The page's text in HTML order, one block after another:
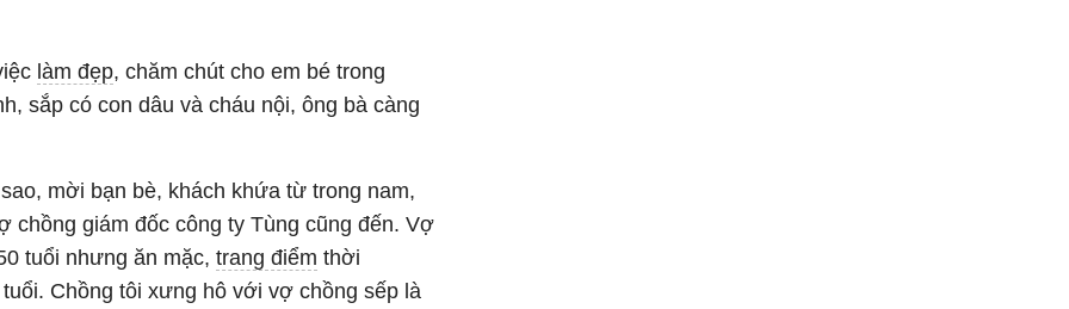
làm đẹp, chăm chút cho em bé trong
sắp có con dâu và cháu nội, ông bà càng
mời bạn bè, khách khứa từ trong nam,
chồng giám đốc công ty Tùng cũng đến. Vợ
tuổi nhưng ăn mặc, trang điểm thời
Chồng tôi xưng hô với vợ chồng sếp là